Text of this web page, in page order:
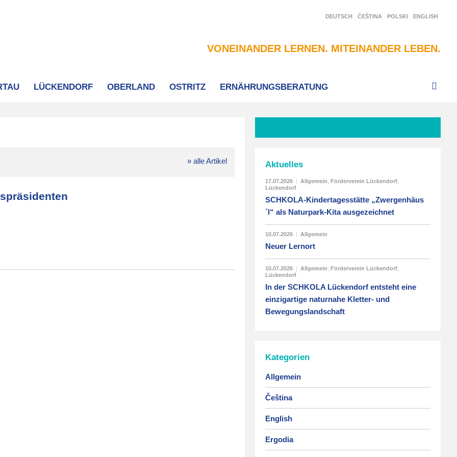
DEUTSCH ČEŠTINA POLSKI ENGLISH
VONEINANDER LERNEN. MITEINANDER LEBEN.
LÜCKENDORF OBERLAND OSTRITZ ERNÄHRUNGSBERATUNG
» alle Artikel Aktuelles
17.07.2026 | Allgemein Förderverein Lückendorf
Lückendorf
SCHKOLA-Kindertagesstätte „Zwergenhäus
´l“ als Naturpark-Kita ausgezeichnet
10.07.2026 | Allgemein
Neuer Lernort
10.07.2026 | Allgemein Förderverein Lückendorf
Lückendorf
In der SCHKOLA Lückendorf entsteht eine
einzigartige naturnahe Kletter- und
Bewegungslandschaft
Kategorien
Allgemein
Čeština
English
Ergodia